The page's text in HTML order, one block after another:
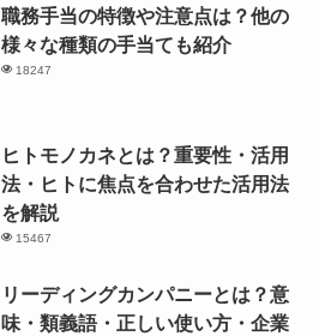
職務手当の特徴や注意点は？他の
様々な種類の手当ても紹介
18247
ヒトモノカネとは？重要性・活用
法・ヒトに焦点を合わせた活用法
を解説
15467
リーディングカンパニーとは？意
味・類義語・正しい使い方・企業